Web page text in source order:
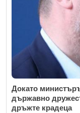
Докато
държавно
дръжте крадеца